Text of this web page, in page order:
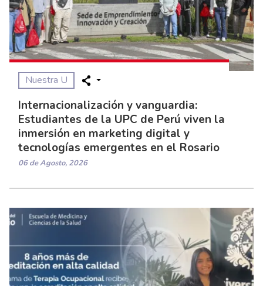
Nuestra U
Internacionalización y vanguardia:
Estudiantes de la UPC de Perú viven la
inmersión en marketing digital y
tecnologías emergentes en el Rosario
06 de Agosto, 2026